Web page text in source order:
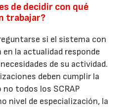
de decidir con qué
trabajar?
si el sistema con
en la actualidad responde
de su actividad.
deben cumplir la
no todos los SCRAP
nivel de especialización, la